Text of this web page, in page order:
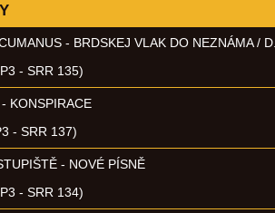
- BRDSKEJ VLAK DO NEZNÁMA /
- SRR 135)
KONSPIRACE
- SRR 137)
- NOVÉ PÍSNĚ
- SRR 134)